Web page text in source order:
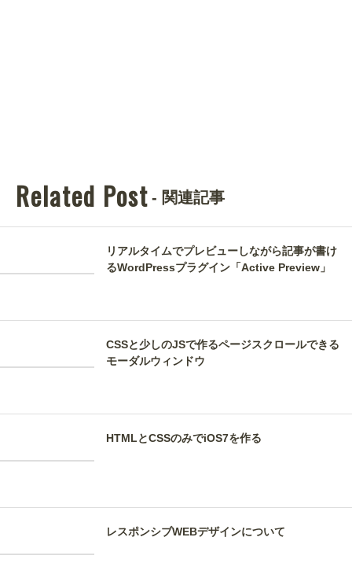
Related Post - 関連記事
リアルタイムでプレビューしながら記事が書け
るWordPressプラグイン「Active Preview」
CSSと少しのJSで作るページスクロールできる
モーダルウィンドウ
HTMLとCSSのみでiOS7を作る
レスポンシブWEBデザインについて